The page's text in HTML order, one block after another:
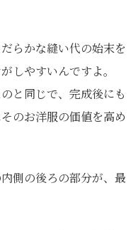
らかな縫い代の始末を
しやすいんですよ。
と同じで、完成後にも
のお洋服の価値を高め
側の後ろの部分が、最